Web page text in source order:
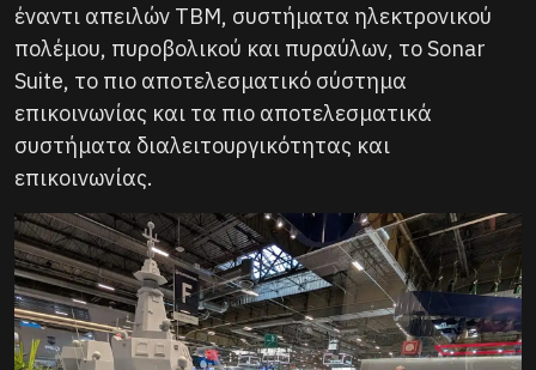
έναντι απειλών TBM, συστήματα ηλεκτρονικού
πολέμου, πυροβολικού και πυραύλων, το Sonar
Suite, το πιο αποτελεσματικό σύστημα
επικοινωνίας και τα πιο αποτελεσματικά
συστήματα διαλειτουργικότητας και
επικοινωνίας.